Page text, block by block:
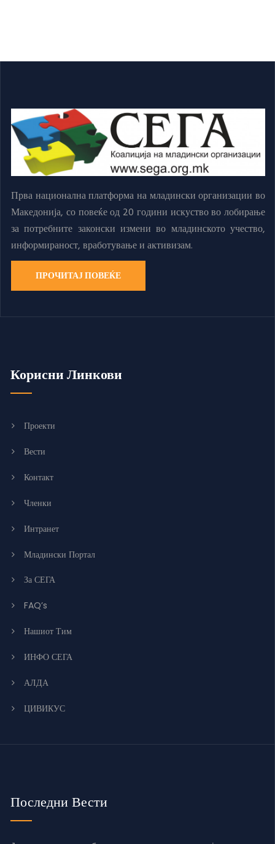
Прва национална платформа на младински организации во
Македонија, со повеќе од 20 години искуство во лобирање
за потребните законски измени во младинското учество,
информираност, вработување и активизам.
ПРОЧИТАЈ ПОВЕЌЕ
Корисни Линкови
Проекти
Вести
Контакт
Членки
Интранет
Младински Портал
За СЕГА
FAQ’s
Нашиот Тим
ИНФО СЕГА
АЛДА
ЦИВИКУС
Последни Вести